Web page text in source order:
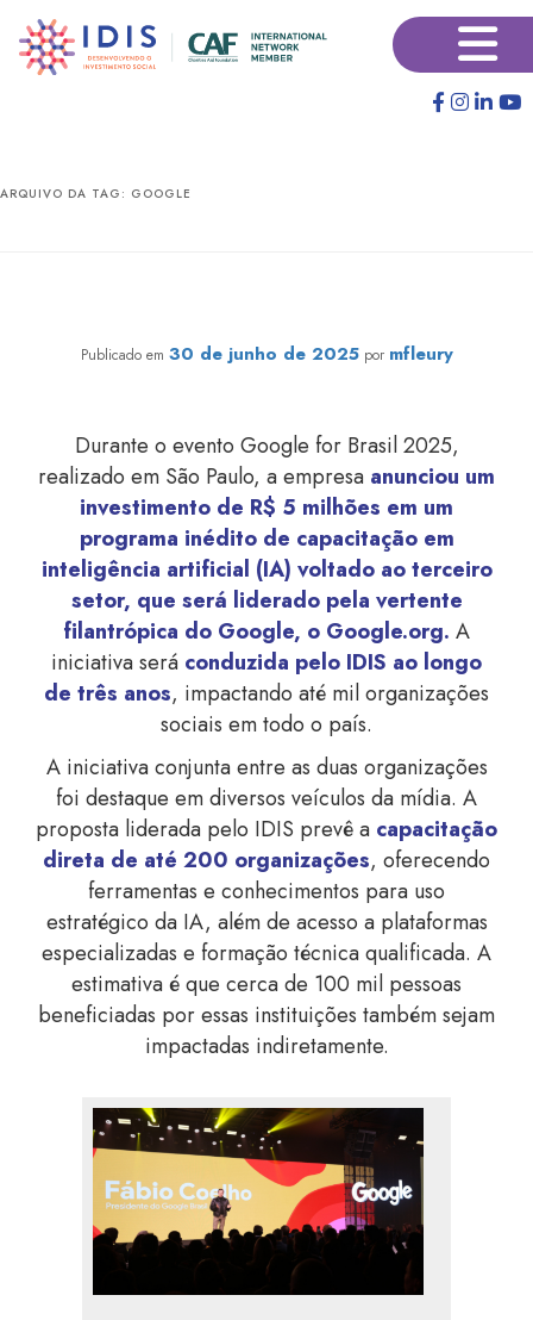
para
para
×
ARQUIVO DA TAG: GOOGLE
Publicado em 30 de junho de 2025 por mfleury
Durante o evento Google for Brasil 2025,
realizado em São Paulo, a empresa anunciou um
investimento de R$ 5 milhões em um
programa inédito de capacitação em
inteligência artificial (IA) voltado ao terceiro
setor, que será liderado pela vertente
filantrópica do Google, o Google.org. A
iniciativa será conduzida pelo IDIS ao longo
de três anos, impactando até mil organizações
sociais em todo o país.
A iniciativa conjunta entre as duas organizações
foi destaque em diversos veículos da mídia. A
proposta liderada pelo IDIS prevê a capacitação
direta de até 200 organizações, oferecendo
ferramentas e conhecimentos para uso
estratégico da IA, além de acesso a plataformas
especializadas e formação técnica qualificada. A
estimativa é que cerca de 100 mil pessoas
beneficiadas por essas instituições também sejam
impactadas indiretamente.